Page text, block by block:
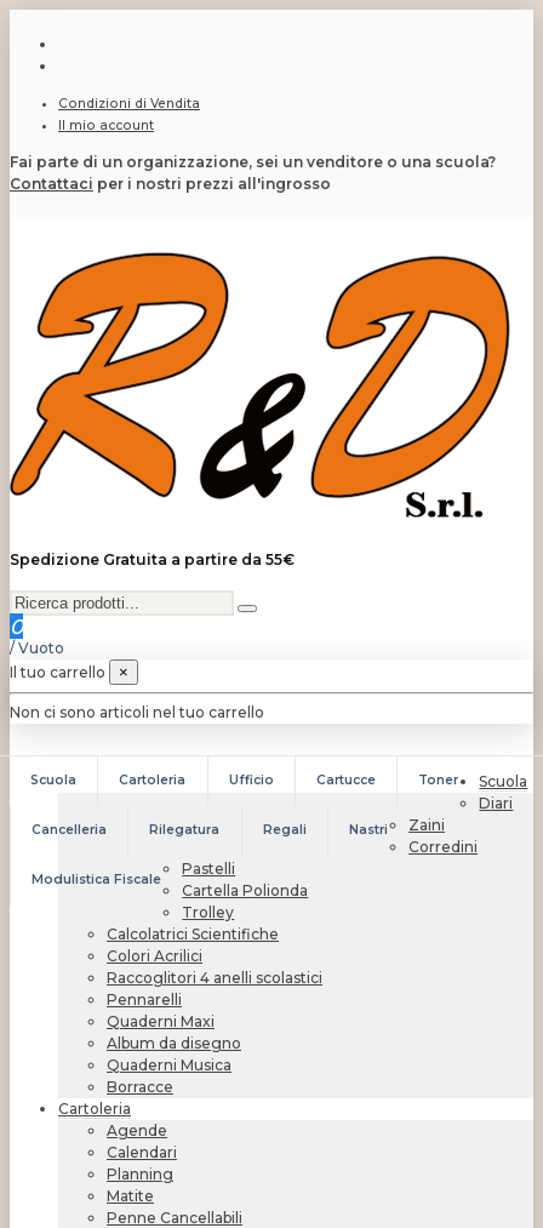
Condizioni di Vendita
Il mio account
Fai parte di un organizzazione, sei un venditore o una scuola?
Contattaci per i nostri prezzi all'ingrosso
Spedizione Gratuita a partire da 55€
0
/ Vuoto
Il tuo carrello
×
Non ci sono articoli nel tuo carrello
Scuola Cartoleria Ufficio Cartucce Toner
Cancelleria Rilegatura Regali Nastri
Modulistica Fiscale
Scuola
Diari
Zaini
Corredini
Pastelli
Cartella Polionda
Trolley
Calcolatrici Scientifiche
Colori Acrilici
Raccoglitori 4 anelli scolastici
Pennarelli
Quaderni Maxi
Album da disegno
Quaderni Musica
Borracce
Cartoleria
Agende
Calendari
Planning
Matite
Penne Cancellabili